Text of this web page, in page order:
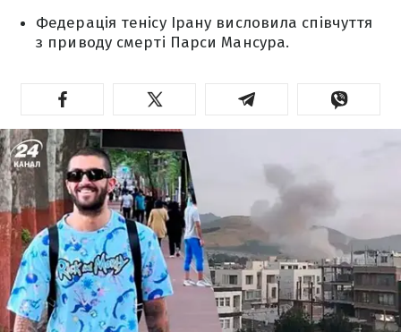
Федерація тенісу Ірану висловила співчуття
з приводу смерті Парси Мансура.